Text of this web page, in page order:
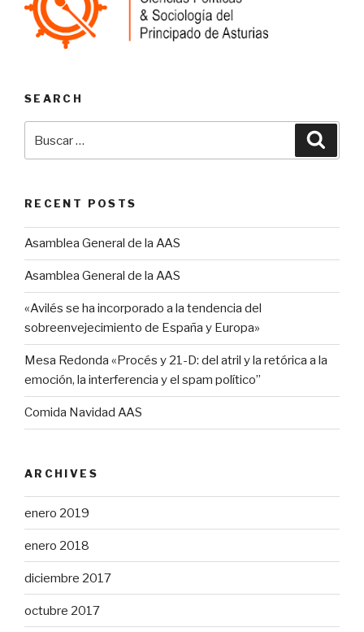
SEARCH
por:
RECENT POSTS
Asamblea General de la AAS
Asamblea General de la AAS
«Avilés se ha incorporado a la tendencia del
sobreenvejecimiento de España y Europa»
Mesa Redonda «Procés y 21-D: del atril y la retórica a la
emoción, la interferencia y el spam político”
Comida Navidad AAS
ARCHIVES
enero 2019
enero 2018
diciembre 2017
octubre 2017